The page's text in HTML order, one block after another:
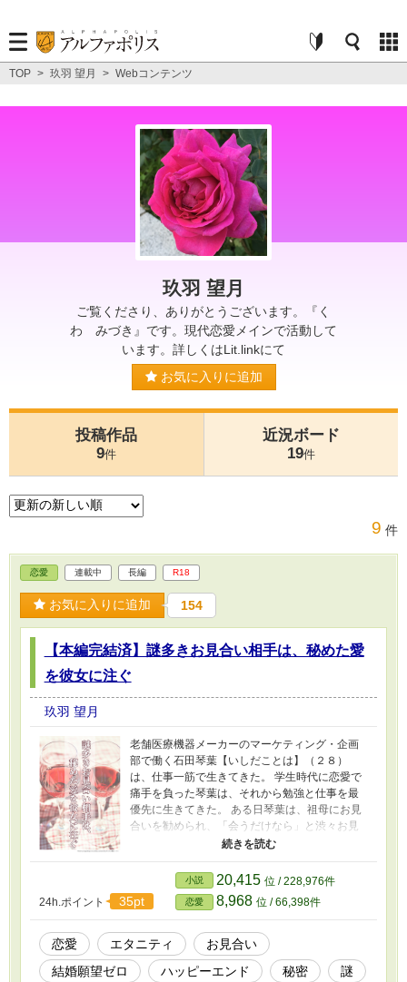
TOP > 玖羽 望月 > Webコンテンツ
玖羽 望月
ご覧くださり、ありがとうございます。『く
わ みづき』です。現代恋愛メインで活動して
います。詳しくはLit.linkにて
お気に入りに追加
投稿作品
9件
近況ボード
19件
9 件
恋愛 連載中 長編 R18
お気に入りに追加 154
【本編完結済】謎多きお見合い相手は、秘めた愛
を彼女に注ぐ
玖羽 望月
老舗医療機器メーカーのマーケティング・企画
部で働く石田琴葉【いしだことは】（２８）
は、仕事一筋で生きてきた。 学生時代に恋愛で
痛手を負った琴葉は、それから勉強と仕事を最
優先に生きてきた。 ある日琴葉は、祖母にお見
合いを勧められ、「会うだけなら」と渋々お見
合いに臨んだ。 そこに現れたのは眉目秀麗とい
う言葉が似合う榛名智臣【はるなともおみ】
（３３）だった。 智臣は琴葉の仕事や業界に精
通していて、思いの外話しは弾む。ただ自身の
ことは多くを語らず、会話の端々に謎を残して
お見合いは終わった。 その後何も連絡はなく、
気になりながらも目の前の仕事に全力を尽くす
琴葉。 やがて迎えた、上層部の集う重要会議。
緊張感の中、突如発表されたのはマーケティン
24h.ポイント 35pt
小説 20,415 位 / 228,976件
恋愛 8,968 位 / 66,398件
恋愛 エタニティ
お見合い
結婚願望ゼロ
ハッピーエンド 秘密
謎